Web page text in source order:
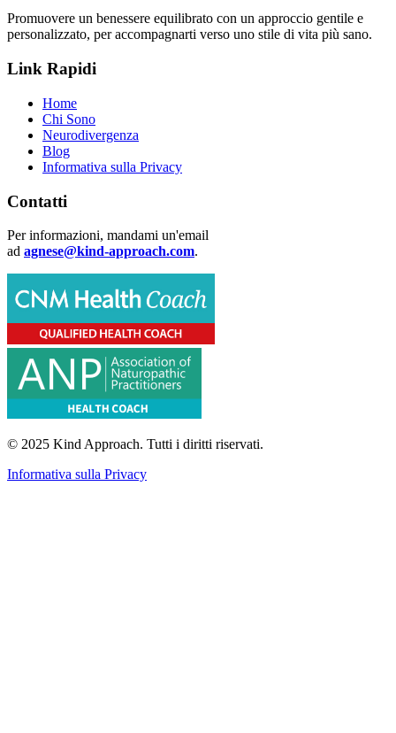
Promuovere un benessere equilibrato con un approccio gentile e
personalizzato, per accompagnarti verso uno stile di vita più sano.
Link Rapidi
Home
Chi Sono
Neurodivergenza
Blog
Informativa sulla Privacy
Contatti
Per informazioni, mandami un'email
ad agnese@kind-approach.com.
© 2025 Kind Approach. Tutti i diritti riservati.
Informativa sulla Privacy